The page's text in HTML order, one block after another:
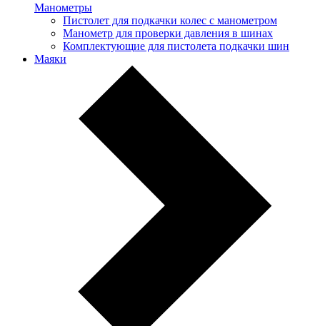
Манометры
Пистолет для подкачки колес с манометром
Манометр для проверки давления в шинах
Комплектующие для пистолета подкачки шин
Маяки